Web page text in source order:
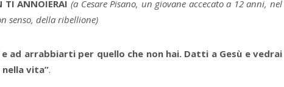
ANNOIERAI (a Cesare Pisano, un giovane accecato a 12 anni, nel
senso, della ribellione)
ad arrabbiarti per quello che non hai. Datti a Gesù e vedrai
vita”.